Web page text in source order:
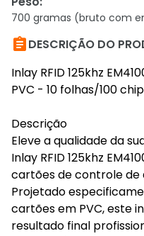
700 gramas (bruto com
DESCRIÇÃO DO
Inlay RFID 125khz
PVC - 10 folhas/100
Descrição
Eleve a qualidade da
Inlay RFID 125khz
cartões de controle de
Projetado
cartões em PVC, este
resultado final